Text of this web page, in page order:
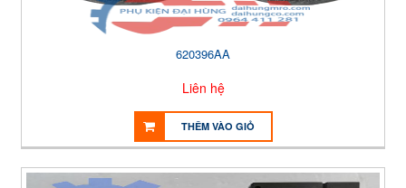
620396AA
Liên hệ
THÊM VÀO GIỎ